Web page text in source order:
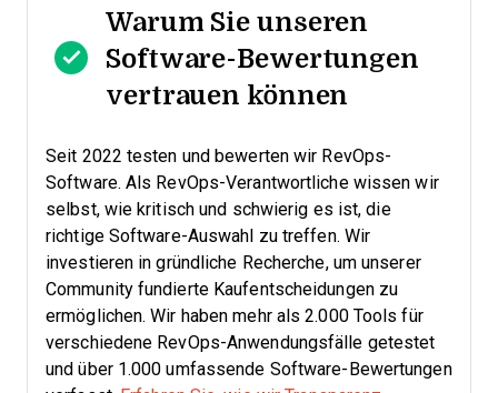
Warum Sie unseren
Software-Bewertungen
vertrauen können
Seit 2022 testen und bewerten wir RevOps-
Software. Als RevOps-Verantwortliche wissen wir
selbst, wie kritisch und schwierig es ist, die
richtige Software-Auswahl zu treffen. Wir
investieren in gründliche Recherche, um unserer
Community fundierte Kaufentscheidungen zu
ermöglichen. Wir haben mehr als 2.000 Tools für
verschiedene RevOps-Anwendungsfälle getestet
und über 1.000 umfassende Software-Bewertungen